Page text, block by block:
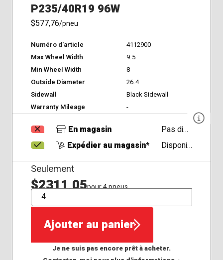
P235/40R19 96W
$577,76/pneu
Numéro d'article
4112900
Max Wheel Width
9.5
Min Wheel Width
8
Outside Diameter
26.4
Sidewall
Black Sidewall
Warranty Mileage
-
En magasin
Pas disponible
Expédier au magasin*
Disponible
Seulement
$2311,05pour 4 pneus
QTÉ
Ajouter au panier
Je ne suis pas encore prêt à acheter.